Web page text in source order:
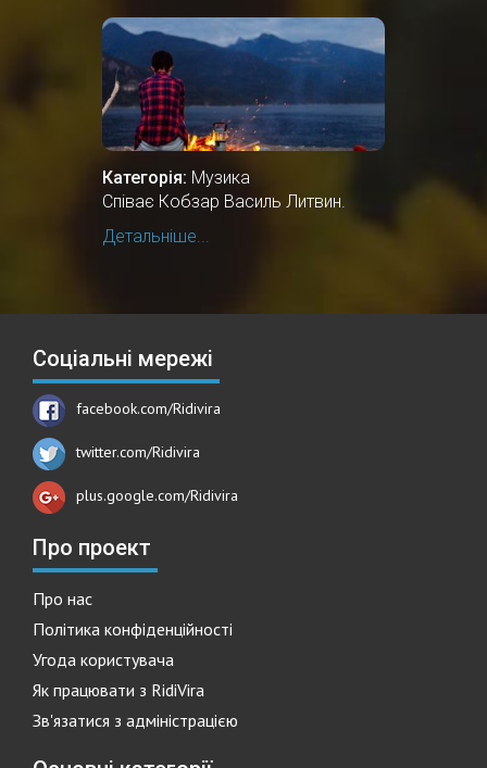
Категорія: Музика
Співає Кобзар Василь Литвин.
Детальніше...
Соціальні мережі
facebook.com/Ridivira
twitter.com/Ridivira
plus.google.com/Ridivira
Про проект
Про нас
Політика конфіденційності
Угода користувача
Як працювати з RidiVira
Зв'язатися з адміністрацією